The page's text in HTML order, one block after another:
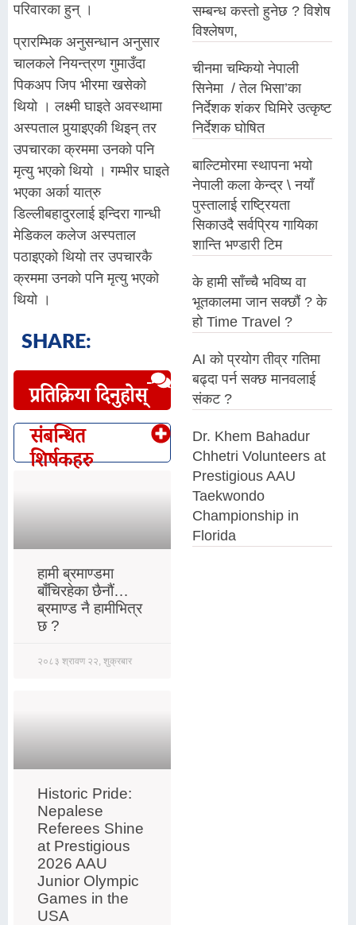
परिवारका हुन् ।
प्रारम्भिक अनुसन्धान अनुसार
चालकले नियन्त्रण गुमाउँदा
पिकअप जिप भीरमा खसेको
थियो । लक्ष्मी घाइते अवस्थामा
अस्पताल पुर्‍याइएकी थिइन् तर
उपचारका क्रममा उनको पनि
मृत्यु भएको थियो । गम्भीर घाइते
भएका अर्का यात्रु
डिल्लीबहादुरलाई इन्दिरा गान्धी
मेडिकल कलेज अस्पताल
पठाइएको थियो तर उपचारकै
क्रममा उनको पनि मृत्यु भएको
थियो ।
SHARE:
प्रतिक्रिया दिनुहोस्
संबन्धित
शिर्षकहरु
हामी ब्रमाण्डमा
बाँचिरहेका छैनौं…
ब्रमाण्ड नै हामीभित्र
छ ?
२०८३ श्रावण २२, शुक्रबार
Historic Pride:
Nepalese
Referees Shine
at Prestigious
2026 AAU
Junior Olympic
Games in the
USA
सम्बन्ध कस्तो हुनेछ ? विशेष
विश्लेषण,
चीनमा चम्कियो नेपाली
सिनेमा / तेल भिसा’का
निर्देशक शंकर घिमिरे उत्कृष्ट
निर्देशक घोषित
बाल्टिमोरमा स्थापना भयो
नेपाली कला केन्द्र \ नयाँ
पुस्तालाई राष्ट्रियता
सिकाउदै सर्वप्रिय गायिका
शान्ति भण्डारी टिम
के हामी साँच्चै भविष्य वा
भूतकालमा जान सक्छौं ? के
हो Time Travel ?
AI को प्रयोग तीव्र गतिमा
बढ्दा पर्न सक्छ मानवलाई
संकट ?
Dr. Khem Bahadur
Chhetri Volunteers at
Prestigious AAU
Taekwondo
Championship in
Florida